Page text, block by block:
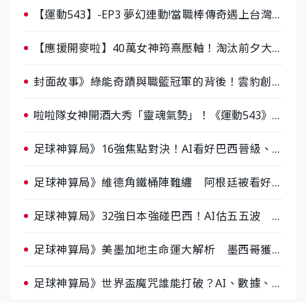
【運動543】-EP3 夢幻連動!當職棒傳奇遇上台灣女
【應援開麥啦】40萬女神筠熹壓軸！淘汰前夕大混
封面故事》綠能奇蹟與職籃冠軍的背後！雲豹創辦
啦啦隊女神開酒大秀「靈魂氣勢」！《運動543》微
足球神算局》16強焦點對決！AI看好巴西晉級、數
足球神算局》維德角鐵桶陣難纏 阿根廷被看好下
足球神算局》32強日本強碰巴西！AI估五五波 牛
足球神算局》美墨加地主命運大解析 墨西哥獲數
足球神算局》世界盃魔咒誰能打破？AI、數據、塔